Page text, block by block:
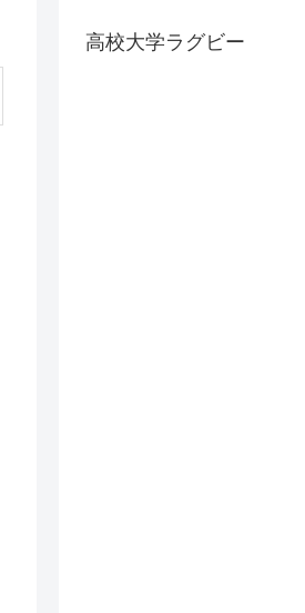
高校大学ラグビー